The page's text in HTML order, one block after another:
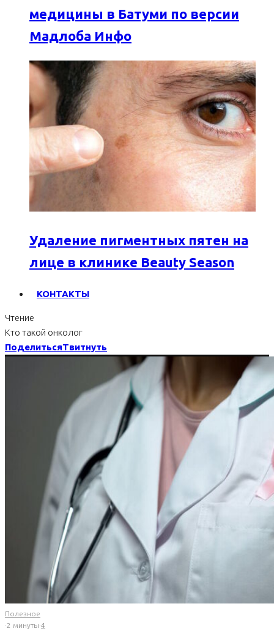
медицины в Батуми по версии
Мадлоба Инфо
Удаление пигментных пятен на
лице в клинике Beauty Season
КОНТАКТЫ
Чтение
Кто такой онколог
ПоделитьсяТвитнуть
Полезное
·2 минуты·4